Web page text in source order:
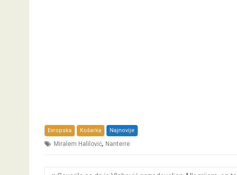
Evropska Košarka Najnovije
Miralem Halilović, Nanterre